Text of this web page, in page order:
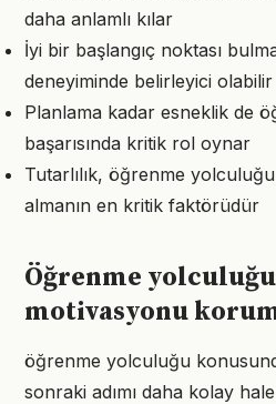
daha anlamlı kılar
İyi bir başlangıç noktası
deneyiminde belirleyici olabilir
Planlama kadar esneklik de
başarısında kritik rol oynar
Tutarlılık, öğrenme
almanın en kritik faktörüdür
Öğrenme
motivasyonu
öğrenme yolculuğu
sonraki adımı daha kolay